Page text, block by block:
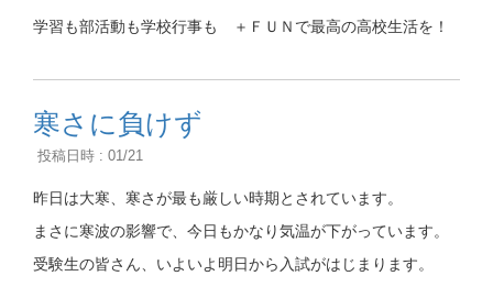
学習も部活動も学校行事も ＋ＦＵＮで最高の高校生活を！
寒さに負けず
投稿日時 : 01/21
昨日は大寒、寒さが最も厳しい時期とされています。
まさに寒波の影響で、今日もかなり気温が下がっています。
受験生の皆さん、いよいよ明日から入試がはじまります。